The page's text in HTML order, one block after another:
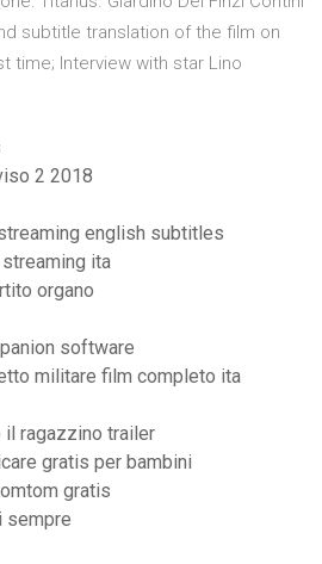
subtitle translation of the film on
time; Interview with star Lino
2 2018
english subtitles
ita
organo
software
militare film completo ita
il ragazzino trailer
gratis per bambini
gratis
sempre